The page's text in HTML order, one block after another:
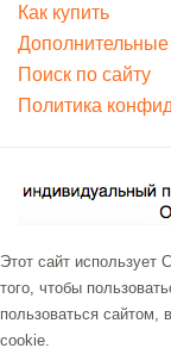
Как купить
Дополнительные
Поиск по сайту
Политика
Этот сайт использует
того, чтобы
пользоваться сайтом,
cookie.